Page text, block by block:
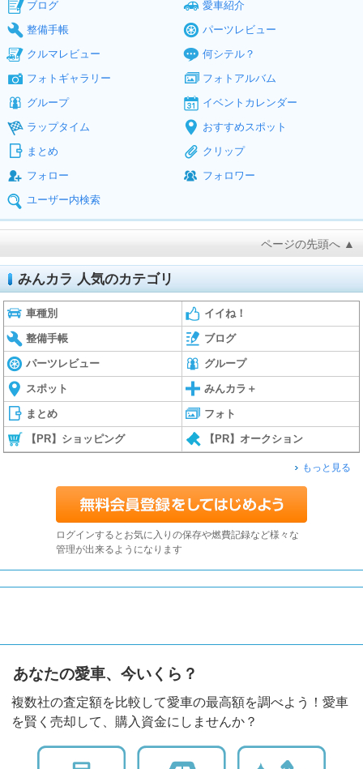
ブログ
愛車紹介
整備手帳
パーツレビュー
クルマレビュー
何シテル？
フォトギャラリー
フォトアルバム
グループ
イベントカレンダー
ラップタイム
おすすめスポット
まとめ
クリップ
フォロー
フォロワー
ユーザー内検索
ページの先頭へ ▲
みんカラ 人気のカテゴリ
車種別 イイね！
整備手帳 ブログ
パーツレビュー グループ
スポット みんカラ＋
まとめ フォト
【PR】ショッピング 【PR】オークション
もっと見る
ログインするとお気に入りの保存や燃費記録など様々な
管理が出来るようになります
あなたの愛車、今いくら？
複数社の査定額を比較して愛車の最高額を調べよう！愛車
を賢く売却して、購入資金にしませんか？